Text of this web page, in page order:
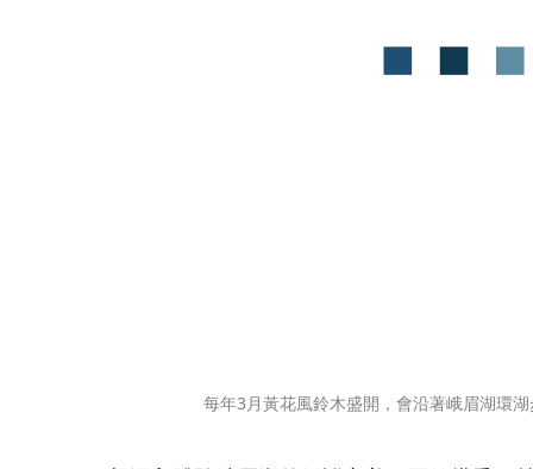
每年3月黃花風鈴木盛開，會沿著峨眉湖環湖